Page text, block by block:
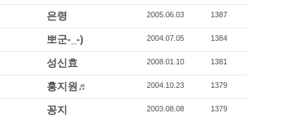
은령 2005.06.03 1387
뽀군-_-) 2004.07.05 1384
성신효 2008.01.10 1381
홍지원♬ 2004.10.23 1379
꽁지 2003.08.08 1379